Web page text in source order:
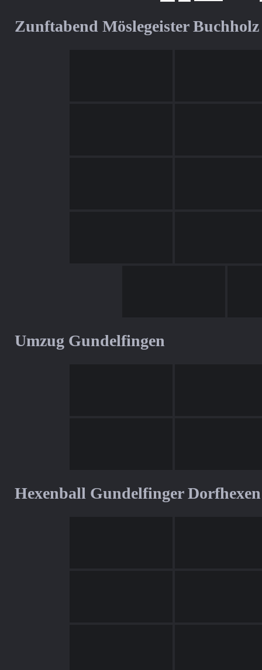
Zunftabend Möslegeister Buchholz
Umzug Gundelfingen
Hexenball Gundelfinger Dorfhexen